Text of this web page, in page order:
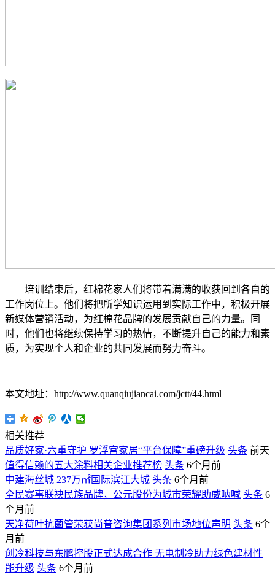
培训结束后，红棉花家人们将带着满满的收获回到各自的
工作岗位上。他们将把所学知识运用到实际工作中，积极开展
新媒体营销活动，为红棉花品牌的发展贡献自己的力量。同
时，他们也将继续保持学习的热情，不断提升自己的能力和素
质，为实现个人和企业的共同发展而努力奋斗。
本文地址：http://www.quanqiujiancai.com/jctt/44.html
相关推荐
品质好家·六重守护 罗浮宫家居“平台保障”重磅升级 头条 前天
值得信赖的五大涂料相关企业推荐榜 头条 6个月前
中建海丝城 237万㎡国际滨江大城 头条 6个月前
全民赛事联袂民族品牌，公元股份为城市荣耀助威呐喊 头条 6
个月前
天净荷叶抗菌管荣获尚普咨询集团系列市场地位声明 头条 6个
月前
创冷科技与东鹏控股正式达成合作 无电制冷助力绿色建材性
能升级 头条 6个月前